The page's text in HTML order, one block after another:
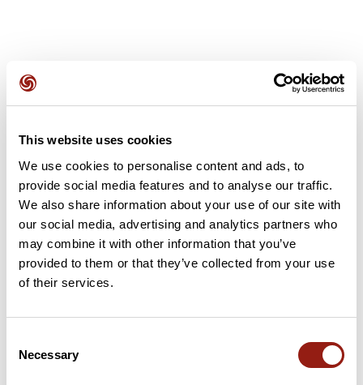
This website uses cookies
We use cookies to personalise content and ads, to
provide social media features and to analyse our traffic.
We also share information about your use of our site with
our social media, advertising and analytics partners who
may combine it with other information that you’ve
provided to them or that they’ve collected from your use
of their services.
Selection
Necessary
Avis des utilisateurs
Soyez le premier à ajouter un avis !
Ajouter un avis
Résumé
Découvrez ce parcours de vélo de 92,3 km à proximité de